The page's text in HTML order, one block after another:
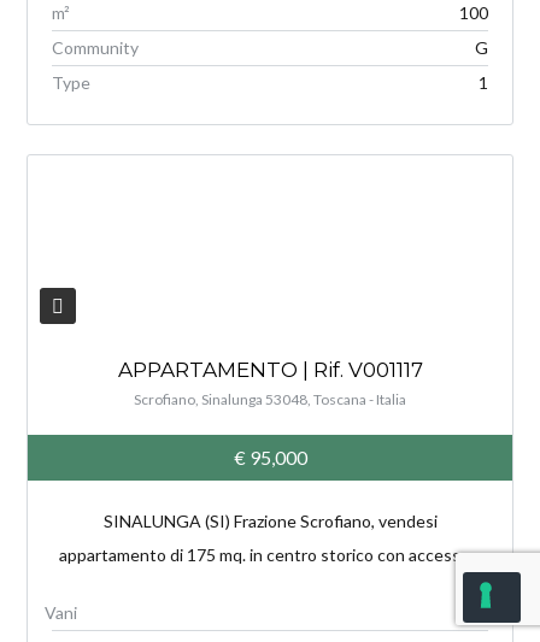
m²
100
Community
G
Type
1
APPARTAMENTO | Rif. V001117
Scrofiano, Sinalunga 53048, Toscana - Italia
€ 95,000
SINALUNGA (SI) Frazione Scrofiano, vendesi
appartamento di 175 mq. in centro storico con accesso...
5